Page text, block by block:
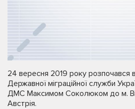
24 вересня 2019 року розпочався
Державної міграційної служби
ДМС Максимом Соколюком до м.
Австрія.